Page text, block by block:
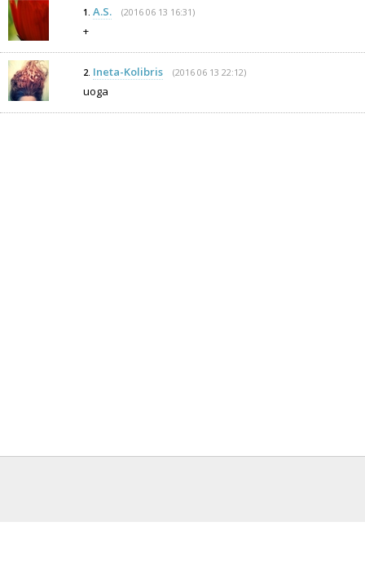
1. A.S. (2016 06 13 16:31)
+
2. Ineta-Kolibris (2016 06 13 22:12)
uoga